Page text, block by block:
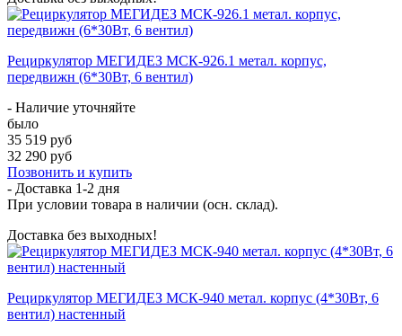
Рециркулятор МЕГИДЕЗ МСК-926.1 метал. корпус,
передвижн (6*30Вт, 6 вентил)
- Наличие уточняйте
было
35 519 руб
32 290 руб
Позвонить и купить
- Доставка 1-2 дня
При условии товара в наличии (осн. склад).
Доставка без выходных!
Рециркулятор МЕГИДЕЗ МСК-940 метал. корпус (4*30Вт, 6
вентил) настенный